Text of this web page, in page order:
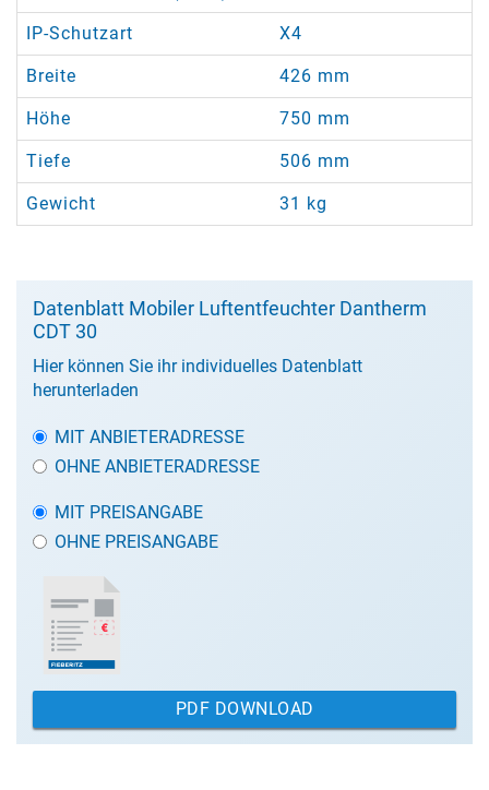
IP-Schutzart X4
Breite 426 mm
Höhe 750 mm
Tiefe 506 mm
Gewicht 31 kg
Datenblatt Mobiler Luftentfeuchter Dantherm
CDT 30
Hier können Sie ihr individuelles Datenblatt
herunterladen
MIT ANBIETERADRESSE
OHNE ANBIETERADRESSE
MIT PREISANGABE
OHNE PREISANGABE
PDF DOWNLOAD